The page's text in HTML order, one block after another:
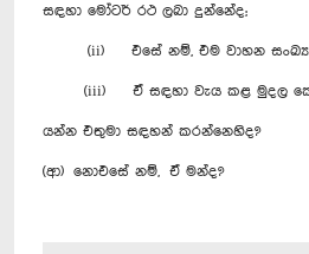
සඳහා මෝටර් රථ ලබා දුන්නේද;
(ii) එසේ නම්, එම වාහන
(iii) ඒ සඳහා වැය කළ මුදල
යන්න එතුමා සඳහන් කරන්නෙහිද?
(ආ) නොඑසේ නම්, ඒ මන්ද?